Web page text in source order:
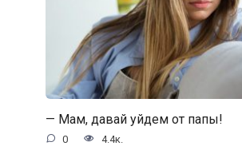
— Мам, давай уйдем от папы!
0 4.4к.